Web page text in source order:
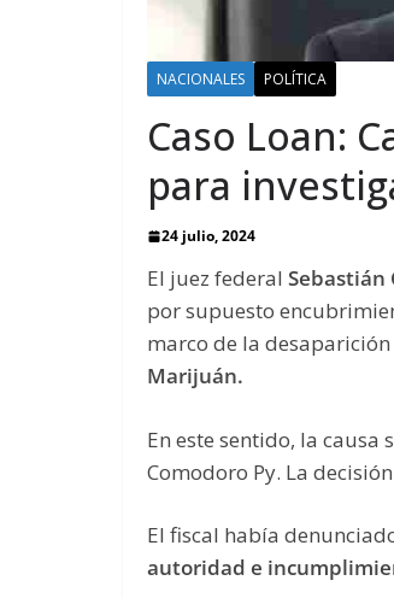
NACIONALES POLÍTICA
Caso Loan:
para
24 julio, 2024
El juez federal Sebastián
por supuesto
marco de la
Marijuán.
En este sentido, la causa
Comodoro Py. La
El fiscal había
autoridad e